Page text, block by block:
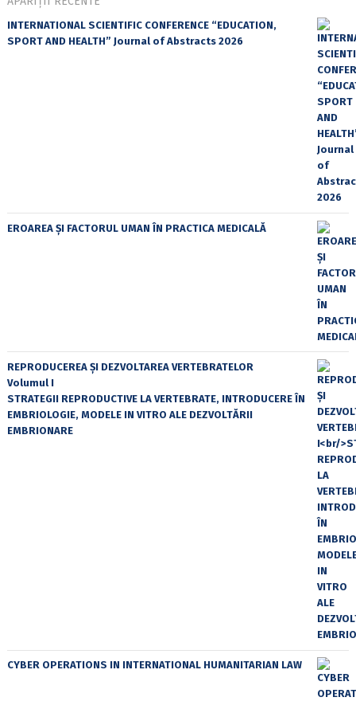
INTERNATIONAL SCIENTIFIC CONFERENCE “EDUCATION,
SPORT AND HEALTH” Journal of Abstracts 2026
EROAREA ȘI FACTORUL UMAN ÎN PRACTICA MEDICALĂ
REPRODUCEREA ȘI DEZVOLTAREA VERTEBRATELOR
Volumul I
STRATEGII REPRODUCTIVE LA VERTEBRATE, INTRODUCERE ÎN
EMBRIOLOGIE, MODELE IN VITRO ALE DEZVOLTĂRII
EMBRIONARE
CYBER OPERATIONS IN INTERNATIONAL HUMANITARIAN LAW